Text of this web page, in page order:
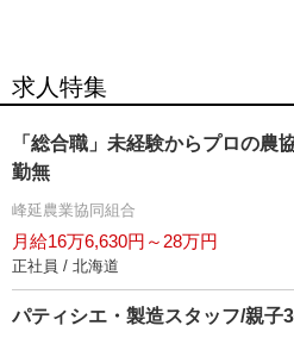
求人特集
「総合職」未経験からプロの農
勤無
峰延農業協同組合
月給16万6,630円～28万円
正社員 / 北海道
パティシエ・製造スタッフ/親子